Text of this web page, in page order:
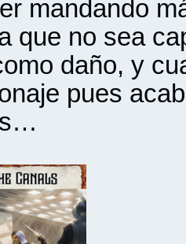
mandando
que no sea
daño, y
pues